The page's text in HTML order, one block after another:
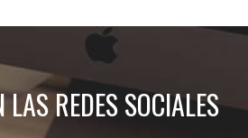
LAS REDES SOCIALES